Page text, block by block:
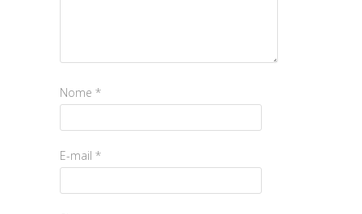
Nome *
E-mail *